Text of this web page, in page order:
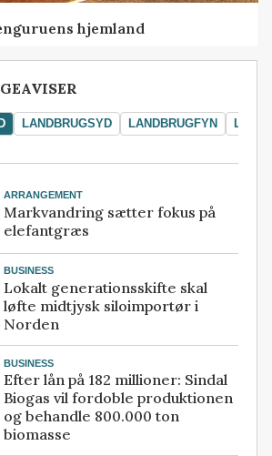
hjemland
LANDBRUGSYD LANDBRUGFYN
ARRANGEMENT
Markvandring sætter fokus på
elefantgræs
BUSINESS
Lokalt generationsskifte skal
løfte midtjysk siloimportør i
Norden
BUSINESS
Efter lån på 182 millioner: Sindal
Biogas vil fordoble produktionen
og behandle 800.000 ton
biomasse